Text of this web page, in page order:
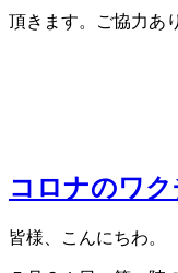
頂きます。ご協力あ
受
コロナのワ
皆様、こんにちわ。